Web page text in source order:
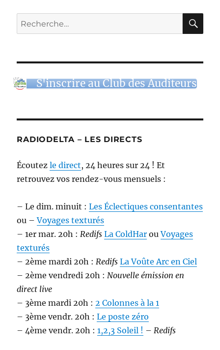
Recherche
pour :
S'inscrire au Club des Auditeurs
RADIODELTA – LES DIRECTS
Écoutezle direct, 24 heures sur 24 ! Et
retrouvez vos rendez-vous mensuels :
– Le dim. minuit :Les Éclectiques consentantes
ou –Voyages texturés
– 1er mar. 20h :Redifs La ColdHar ouVoyages
texturés
– 2ème mardi 20h :Redifs La Voûte Arc en Ciel
– 2ème vendredi 20h :Nouvelle émission en
direct live
– 3ème mardi 20h :2 Colonnes à la 1
– 3ème vendr. 20h :Le poste zéro
– 4ème vendr. 20h :1,2,3 Soleil ! –Redifs